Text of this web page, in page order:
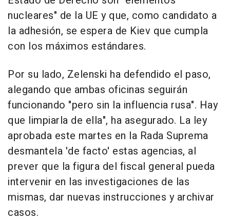
nucleares" de la UE y que, como candidato a
la adhesión, se espera de Kiev que cumpla
con los máximos estándares.
Por su lado, Zelenski ha defendido el paso,
alegando que ambas oficinas seguirán
funcionando "pero sin la influencia rusa". Hay
que limpiarla de ella", ha asegurado. La ley
aprobada este martes en la Rada Suprema
desmantela 'de facto' estas agencias, al
prever que la figura del fiscal general pueda
intervenir en las investigaciones de las
mismas, dar nuevas instrucciones y archivar
casos.